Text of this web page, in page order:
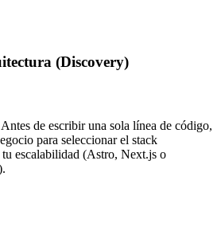
(Discovery)
de escribir una sola línea de código,
para seleccionar el stack
escalabilidad (Astro, Next.js o